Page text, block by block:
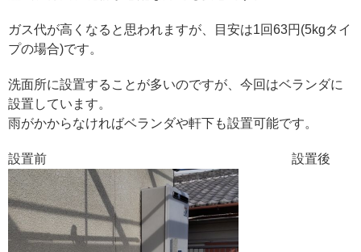
ガス代が高くなると思われますが、目安は1回63円(5kgタイ
プの場合)です。
洗面所に設置することが多いのですが、今回はベランダに
設置しています。
雨がかからなければベランダや軒下も設置可能です。
設置前 設置後